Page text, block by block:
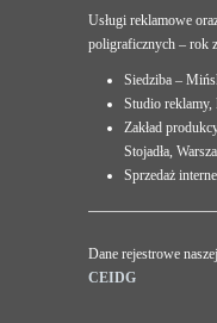
Usługi reklamowe
poligraficznych – rok
Siedziba –
Studio
Zakład
Stojadła,
Sprzedaż
Dane rejestrowe
CEIDG